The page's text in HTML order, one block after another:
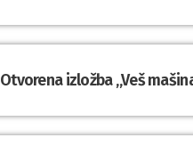
Otvorena izložba „Veš